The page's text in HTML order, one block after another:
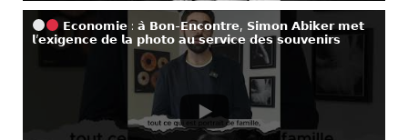
𝗘𝗰𝗼𝗻𝗼𝗺𝗶𝗲 : 𝗮̀ 𝗕𝗼𝗻-𝗘𝗻𝗰𝗼𝗻𝘁𝗿𝗲, 𝗦𝗶𝗺𝗼𝗻 𝗔𝗯𝗶𝗸𝗲𝗿 𝗺𝗲𝘁
𝗹’𝗲𝘅𝗶𝗴𝗲𝗻𝗰𝗲 𝗱𝗲 𝗹𝗮 𝗽𝗵𝗼𝘁𝗼 𝗮𝘂 𝘀𝗲𝗿𝘃𝗶𝗰𝗲 𝗱𝗲𝘀 𝘀𝗼𝘂𝘃𝗲𝗻𝗶𝗿𝘀